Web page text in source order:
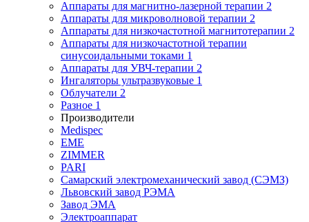
Аппараты для магнитно-лазерной терапии 2
Аппараты для микроволновой терапии 2
Аппараты для низкочастотной магнитотерапии 2
Аппараты для низкочастотной терапии
синусоидальными токами 1
Аппараты для УВЧ-терапии 2
Ингаляторы ультразвуковые 1
Облучатели 2
Разное 1
Производители
Medispec
EME
ZIMMER
PARI
Самарский электромеханический завод (СЭМЗ)
Львовский завод РЭМА
Завод ЭМА
Электроаппарат